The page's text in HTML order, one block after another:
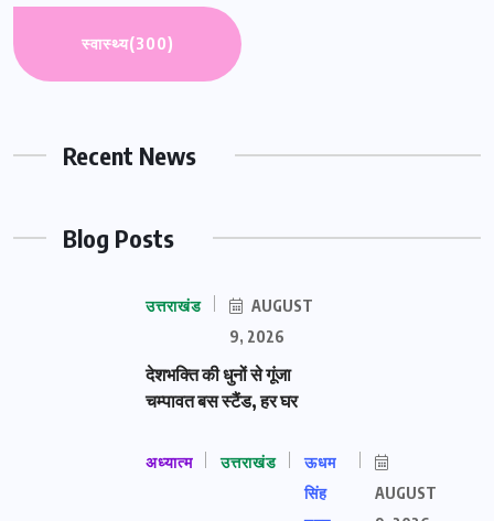
स्वास्थ्य(300)
Recent News
Blog Posts
उत्तराखंड
AUGUST
9, 2026
देशभक्ति की धुनों से गूंजा
चम्पावत बस स्टैंड, हर घर
अध्यात्म उत्तराखंड
ऊधम
सिंह
AUGUST